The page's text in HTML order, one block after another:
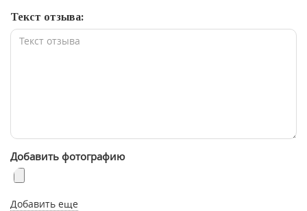
Текст отзыва:
Добавить фотографию
Добавить еще